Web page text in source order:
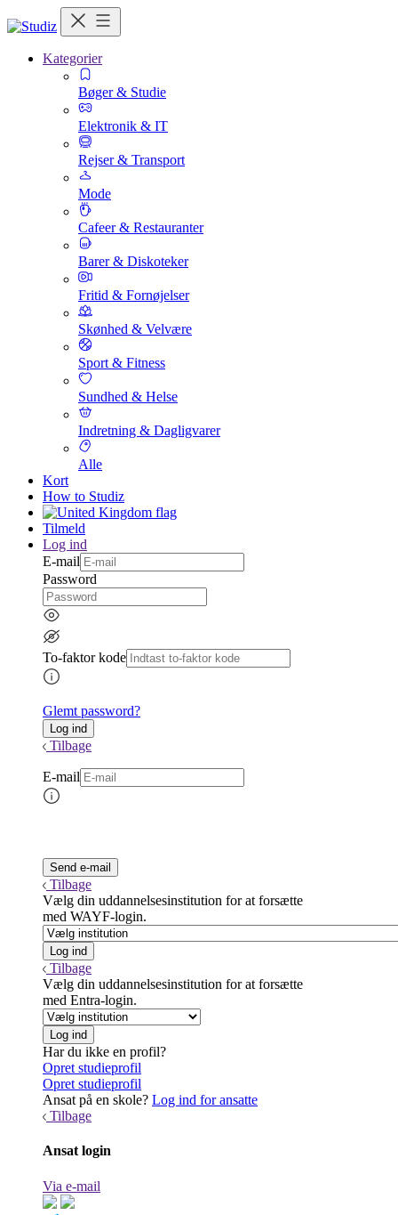
Kategorier
Bøger & Studie
Elektronik & IT
Rejser & Transport
Mode
Cafeer & Restauranter
Barer & Diskoteker
Fritid & Fornøjelser
Skønhed & Velvære
Sport & Fitness
Sundhed & Helse
Indretning & Dagligvarer
Alle
Kort
How to Studiz
Tilmeld
Log ind
E-mail
Password
To-faktor kode
Glemt password?
Tilbage
E-mail
Tilbage
Vælg din uddannelsesinstitution for at forsætte
med WAYF-login.
Tilbage
Vælg din uddannelsesinstitution for at forsætte
med Entra-login.
Har du ikke en profil?
Opret studieprofil
Opret studieprofil
Ansat på en skole? Log ind for ansatte
Tilbage
Ansat login
Via e-mail